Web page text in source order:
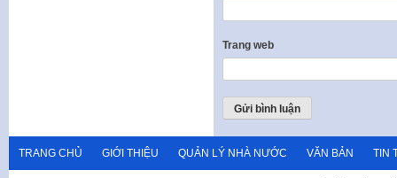
Trang web
TRANG CHỦ GIỚI THIỆU QUẢN LÝ NHÀ NƯỚC VĂN BẢN TIN